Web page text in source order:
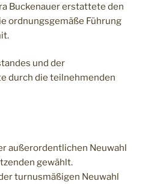
Buckenauer erstattete den
ordnungs­gemäße Führung
und der
durch die teilnehmenden
außerordentlichen Neuwahl
gewählt.
turnusmäßigen Neuwahl